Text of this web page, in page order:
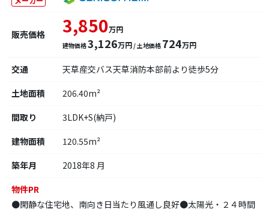
販売価格 3,850万円
建物価格3,126万円 / 土地価格 724万円
交通
天草産交バス天草消防本部前より徒歩5分
土地面積
206.40m²
間取り
3LDK+S(納戸)
建物面積
120.55m²
築年月
2018年8 月
物件PR
●閑静な住宅地、南向き日当たり風通し良好●太陽光・２４時間